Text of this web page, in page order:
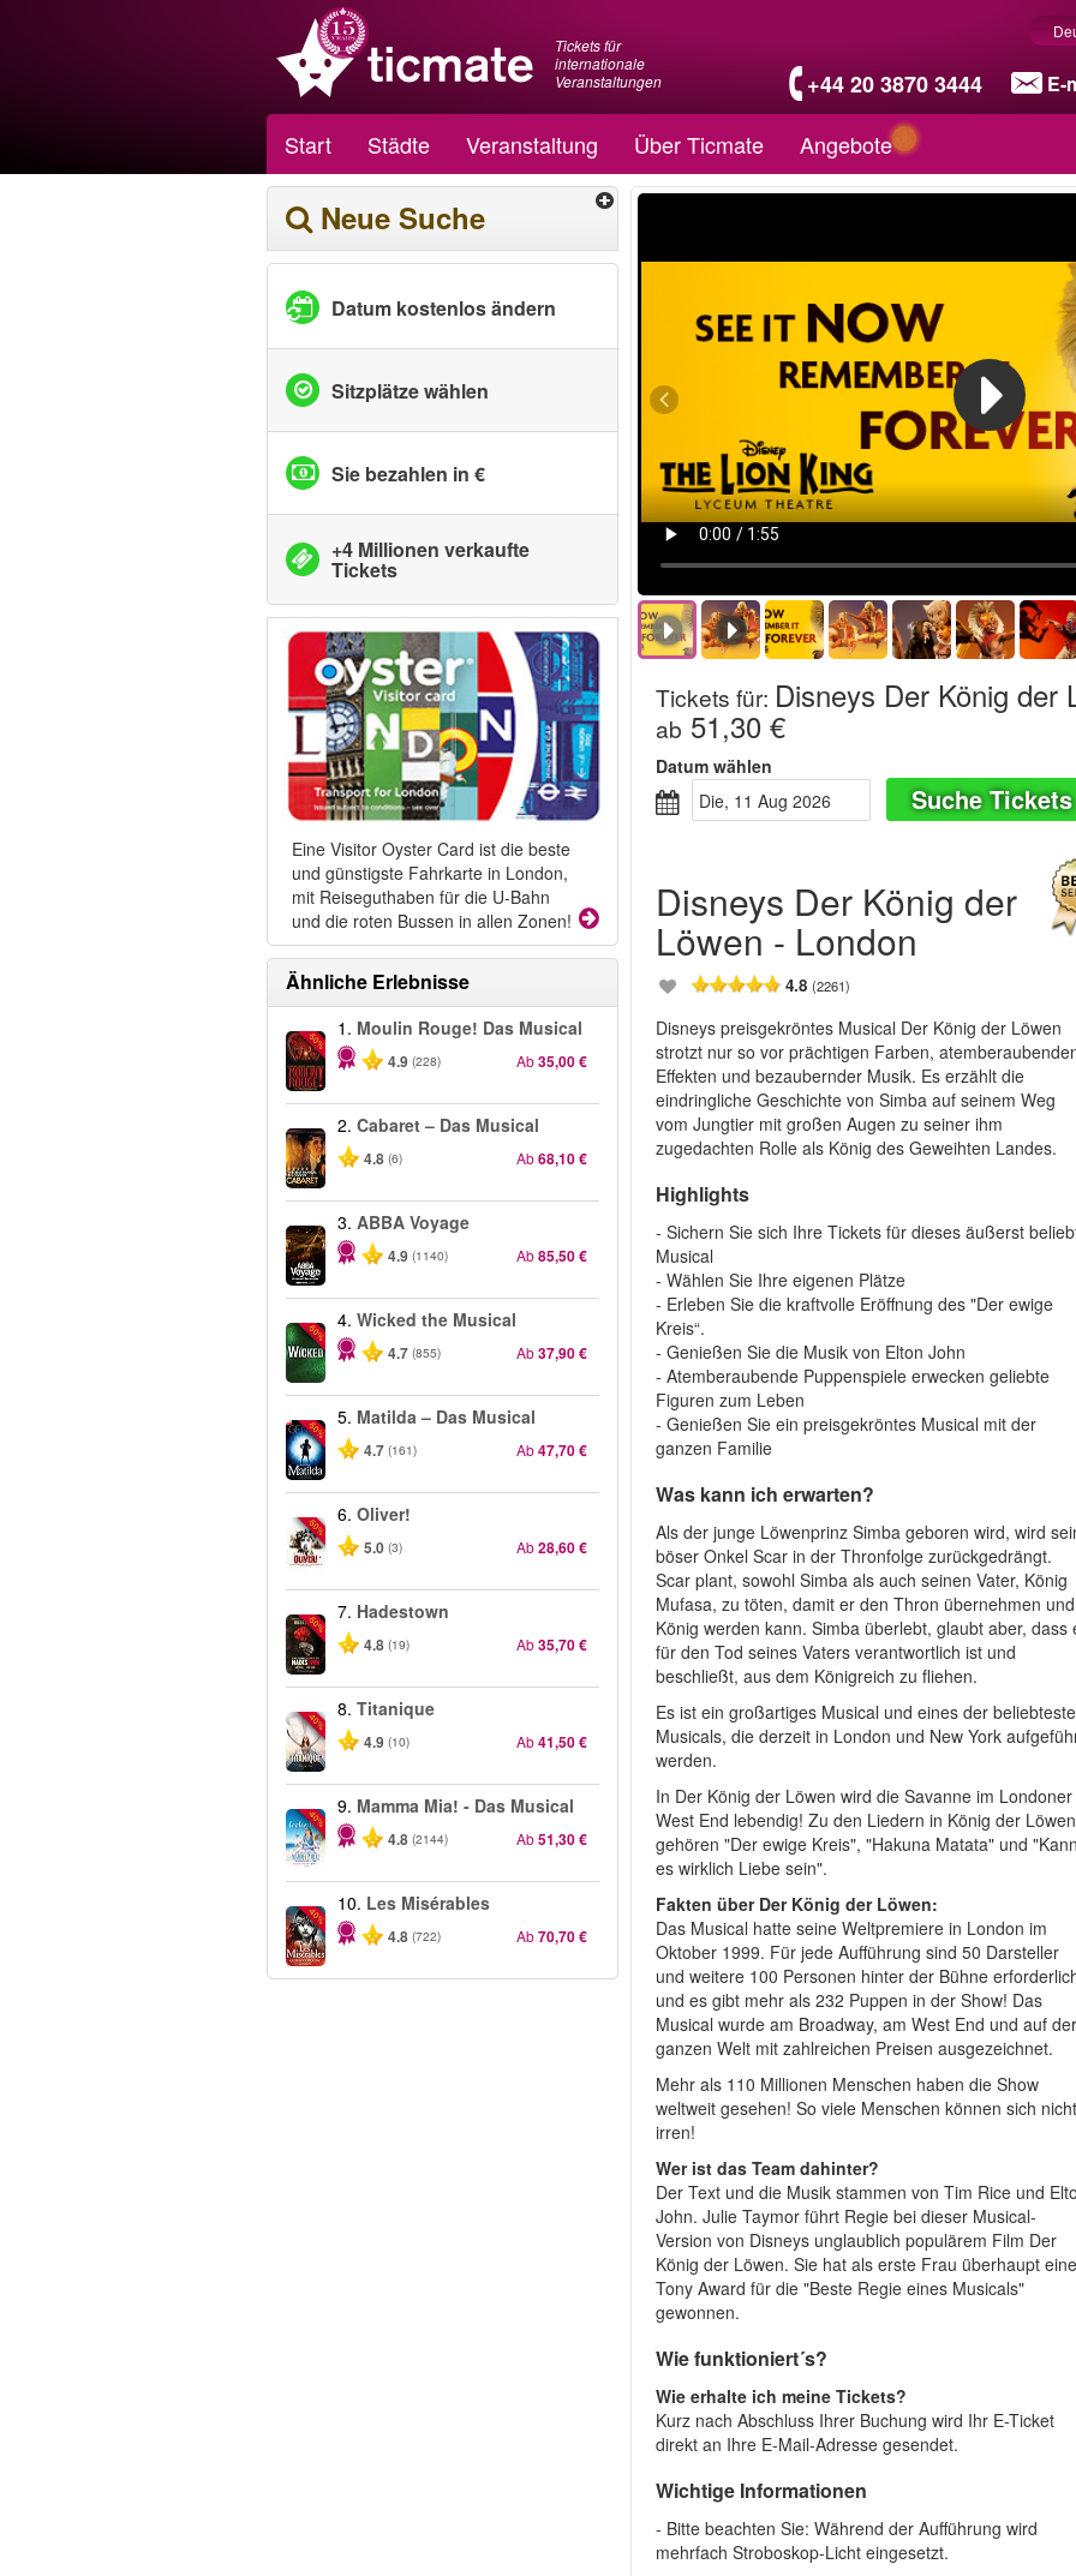
Tickets für
internationale
Veranstaltungen
+44 20 3870 3444 E-
Start Städte Veranstaltung Über Ticmate Angebote
Neue Suche
Datum kostenlos ändern
Sitzplätze wählen
Sie bezahlen in €
+4 Millionen verkaufte
Tickets
Eine Visitor Oyster Card ist die beste
und günstigste Fahrkarte in London,
mit Reiseguthaben für die U-Bahn
und die roten Bussen in allen Zonen!
Ähnliche Erlebnisse
-50%
1. Moulin Rouge! Das Musical
4.9 (228) Ab35,00 €
2. Cabaret – Das Musical
4.8 (6) Ab68,10 €
3. ABBA Voyage
4.9 (1140) Ab85,50 €
-50%
4. Wicked the Musical
4.7 (855) Ab37,90 €
-50%
5. Matilda – Das Musical
4.7 (161) Ab47,70 €
-50%
6. Oliver!
5.0 (3) Ab28,60 €
-50%
7. Hadestown
4.8 (19) Ab35,70 €
-40%
8. Titanique
4.9 (10) Ab41,50 €
-40%
9. Mamma Mia! - Das Musical
4.8 (2144) Ab51,30 €
-40%
10. Les Misérables
4.8 (722) Ab70,70 €
Tickets für: Disneys Der König der
ab 51,30 €
Datum wählen
Die, 11 Aug 2026
Suche Tickets
Disneys Der König der
Löwen - London
4.8(2261)
Disneys preisgekröntes Musical Der König der Löwen
strotzt nur so vor prächtigen Farben,
Effekten und bezaubernder Musik. Es erzählt die
eindringliche Geschichte von Simba auf seinem Weg
vom Jungtier mit großen Augen zu seiner ihm
zugedachten Rolle als König des Geweihten Landes.
Highlights
- Sichern Sie sich Ihre Tickets für dieses äußerst
Musical
- Wählen Sie Ihre eigenen Plätze
- Erleben Sie die kraftvolle Eröffnung des "Der ewige
Kreis“.
- Genießen Sie die Musik von Elton John
- Atemberaubende Puppenspiele erwecken geliebte
Figuren zum Leben
- Genießen Sie ein preisgekröntes Musical mit der
ganzen Familie
Was kann ich erwarten?
Als der junge Löwenprinz Simba geboren wird, wird
böser Onkel Scar in der Thronfolge zurückgedrängt.
Scar plant, sowohl Simba als auch seinen Vater, König
Mufasa, zu töten, damit er den Thron übernehmen und
König werden kann. Simba überlebt, glaubt aber, dass
für den Tod seines Vaters verantwortlich ist und
beschließt, aus dem Königreich zu fliehen.
Es ist ein großartiges Musical und eines der
Musicals, die derzeit in London und New York
werden.
In Der König der Löwen wird die Savanne im Londoner
West End lebendig! Zu den Liedern in König der Löwen
gehören "Der ewige Kreis", "Hakuna Matata" und
es wirklich Liebe sein".
Fakten über Der König der Löwen:
Das Musical hatte seine Weltpremiere in London im
Oktober 1999. Für jede Aufführung sind 50 Darsteller
und weitere 100 Personen hinter der Bühne
und es gibt mehr als 232 Puppen in der Show! Das
Musical wurde am Broadway, am West End und auf
ganzen Welt mit zahlreichen Preisen ausgezeichnet.
Mehr als 110 Millionen Menschen haben die Show
weltweit gesehen! So viele Menschen können sich
irren!
Wer ist das Team dahinter?
Der Text und die Musik stammen von Tim Rice und
John. Julie Taymor führt Regie bei dieser Musical-
Version von Disneys unglaublich populärem Film Der
König der Löwen. Sie hat als erste Frau überhaupt
Tony Award für die "Beste Regie eines Musicals"
gewonnen.
Wie funktioniert´s?
Wie erhalte ich meine Tickets?
Kurz nach Abschluss Ihrer Buchung wird Ihr E-Ticket
direkt an Ihre E-Mail-Adresse gesendet.
Wichtige Informationen
- Bitte beachten Sie: Während der Aufführung wird
mehrfach Stroboskop-Licht eingesetzt.